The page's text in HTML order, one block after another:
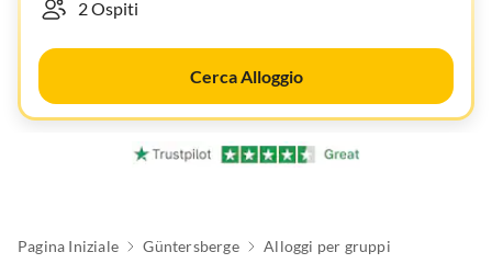
Cerca Alloggio
Pagina Iniziale Güntersberge Alloggi per gruppi